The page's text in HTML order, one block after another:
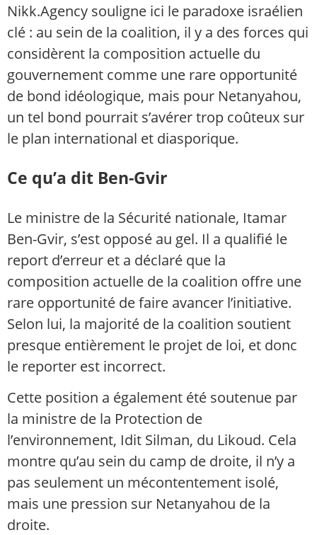
Nikk.Agency souligne ici le paradoxe israélien
clé : au sein de la coalition, il y a des forces qui
considèrent la composition actuelle du
gouvernement comme une rare opportunité
de bond idéologique, mais pour Netanyahou,
un tel bond pourrait s’avérer trop coûteux sur
le plan international et diasporique.
Ce qu’a dit Ben-Gvir
Le ministre de la Sécurité nationale, Itamar
Ben-Gvir, s’est opposé au gel. Il a qualifié le
report d’erreur et a déclaré que la
composition actuelle de la coalition offre une
rare opportunité de faire avancer l’initiative.
Selon lui, la majorité de la coalition soutient
presque entièrement le projet de loi, et donc
le reporter est incorrect.
Cette position a également été soutenue par
la ministre de la Protection de
l’environnement, Idit Silman, du Likoud. Cela
montre qu’au sein du camp de droite, il n’y a
pas seulement un mécontentement isolé,
mais une pression sur Netanyahou de la
droite.